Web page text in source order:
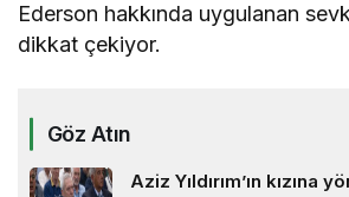
Ederson hakkında uygulanan
dikkat çekiyor.
Göz Atın
Aziz Yıldırım’ın kızına